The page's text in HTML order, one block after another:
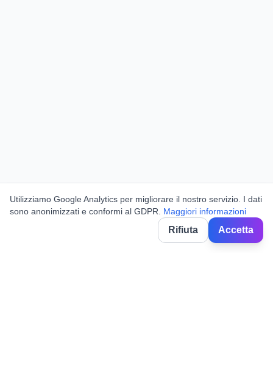
Utilizziamo Google Analytics per migliorare il nostro servizio. I dati
sono anonimizzati e conformi al GDPR.
Maggiori informazioni
Rifiuta Accetta